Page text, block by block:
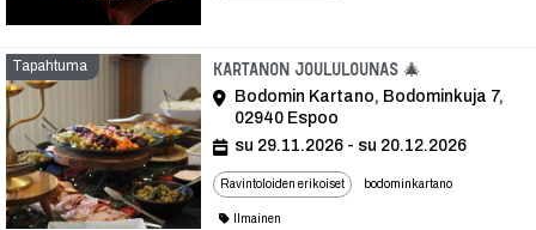
Tapahtuma Kartanon joululounas 🎄
Bodomin Kartano, Bodominkuja 7,
02940 Espoo
su 29.11.2026 - su 20.12.2026
Ravintoloiden erikoiset bodominkartano
Ilmainen